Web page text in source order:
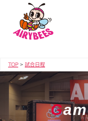
TOP > 試合日程
G